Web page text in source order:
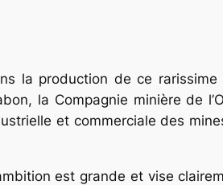
la production de ce rarissime
la Compagnie minière de
et commerciale des
est grande et vise